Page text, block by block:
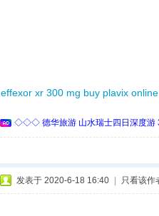
effexor xr 300 mg buy plavix online
◇◇◇ 德华旅游 山水瑞士四日深度
发表于 2020-6-18 16:40 只看该作